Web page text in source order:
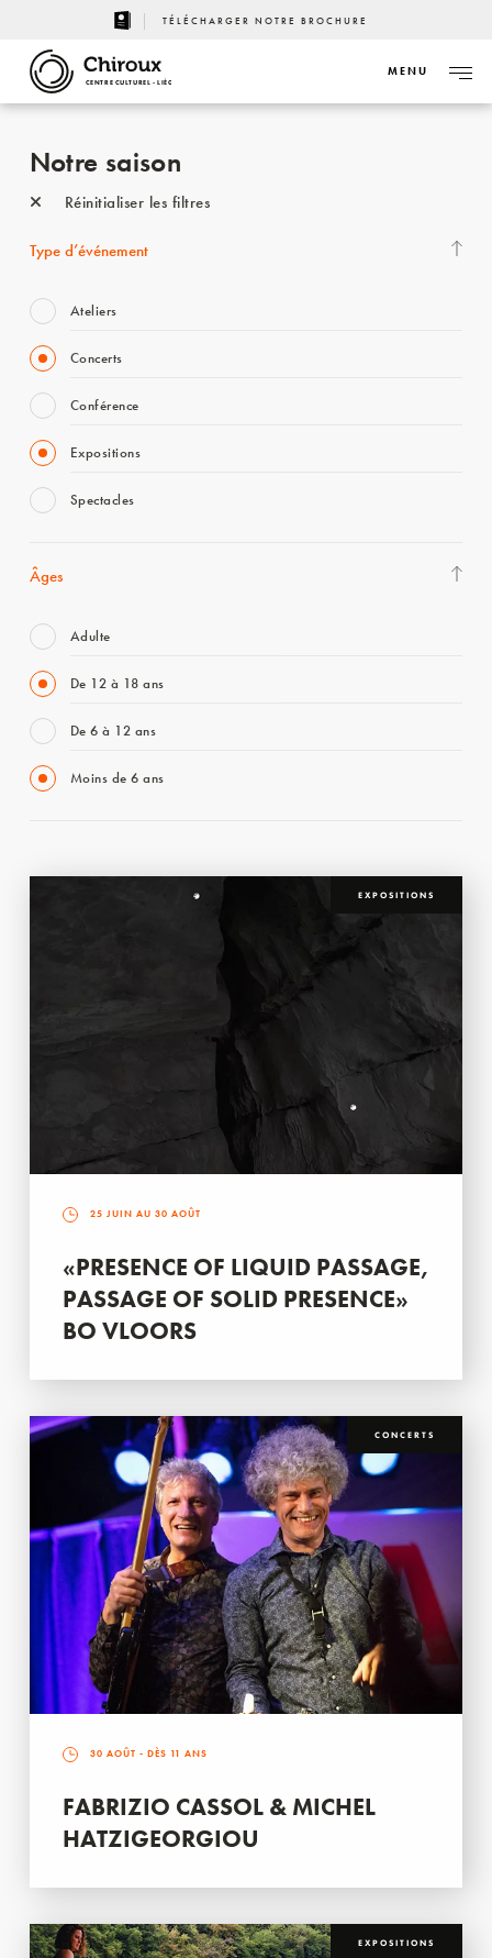
TÉLÉCHARGER NOTRE BROCHURE
CENTRE CULTUREL - LIÈGE
MENU
Notre saison
Réinitialiser les filtres
Type d’événement
Ateliers
Concerts
Conférence
Expositions
Spectacles
Âges
Adulte
De 12 à 18 ans
De 6 à 12 ans
Moins de 6 ans
EXPOSITIONS
25 JUIN AU 30 AOÛT
«PRESENCE OF LIQUID PASSAGE,
PASSAGE OF SOLID PRESENCE»
BO VLOORS
CONCERTS
30 AOÛT - DÈS 11 ANS
FABRIZIO CASSOL & MICHEL
HATZIGEORGIOU
EXPOSITIONS